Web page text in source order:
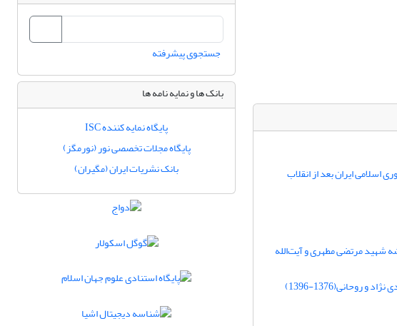
اسلامی ایران بعد از انقلاب
شهید مرتضی مطهری و آیت‌الله
1396)
جستجوی پیشرفته
بانک ها و نمایه نامه ها
پایگاه نمایه کننده ISC
پایگاه مجلات تخصصی نور (نورمگز)
بانک نشریات ایران (مگیران)